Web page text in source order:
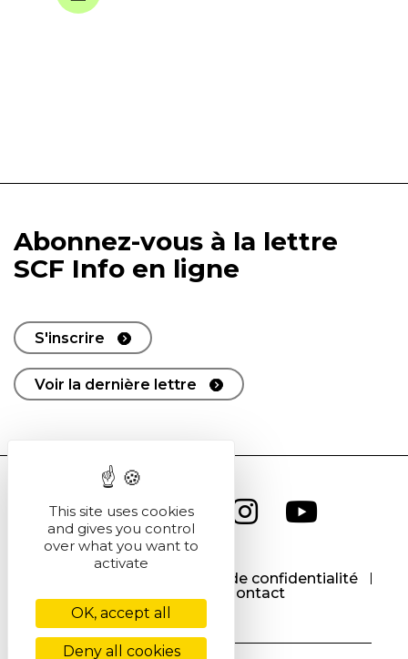
Abonnez-vous à la lettre
SCF Info en ligne
S'inscrire
Voir la dernière lettre
Politique de confidentialité
Contact
This site uses cookies
and gives you control
over what you want to
activate
OK, accept all
Deny all cookies